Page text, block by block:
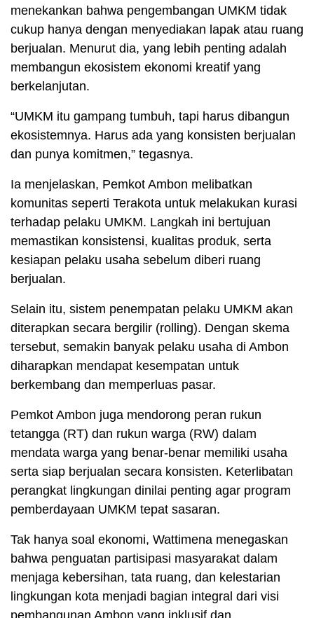
menekankan bahwa pengembangan UMKM tidak
cukup hanya dengan menyediakan lapak atau ruang
berjualan. Menurut dia, yang lebih penting adalah
membangun ekosistem ekonomi kreatif yang
berkelanjutan.
“UMKM itu gampang tumbuh, tapi harus dibangun
ekosistemnya. Harus ada yang konsisten berjualan
dan punya komitmen,” tegasnya.
Ia menjelaskan, Pemkot Ambon melibatkan
komunitas seperti Terakota untuk melakukan kurasi
terhadap pelaku UMKM. Langkah ini bertujuan
memastikan konsistensi, kualitas produk, serta
kesiapan pelaku usaha sebelum diberi ruang
berjualan.
Selain itu, sistem penempatan pelaku UMKM akan
diterapkan secara bergilir (rolling). Dengan skema
tersebut, semakin banyak pelaku usaha di Ambon
diharapkan mendapat kesempatan untuk
berkembang dan memperluas pasar.
Pemkot Ambon juga mendorong peran rukun
tetangga (RT) dan rukun warga (RW) dalam
mendata warga yang benar-benar memiliki usaha
serta siap berjualan secara konsisten. Keterlibatan
perangkat lingkungan dinilai penting agar program
pemberdayaan UMKM tepat sasaran.
Tak hanya soal ekonomi, Wattimena menegaskan
bahwa penguatan partisipasi masyarakat dalam
menjaga kebersihan, tata ruang, dan kelestarian
lingkungan kota menjadi bagian integral dari visi